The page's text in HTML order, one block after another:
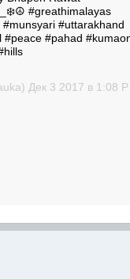
#greathimalayas
#uttarakhand
#pahad
Дек 3 2017 в 1:08 PST